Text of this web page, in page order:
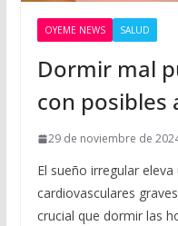
OYEME NEWS SALUD
Dormir mal
con posibles
29 de noviembre de
El sueño irregular
cardiovasculares
crucial que dormir las